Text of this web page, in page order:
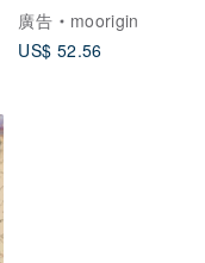
廣告
moorigin
US$ 52.56